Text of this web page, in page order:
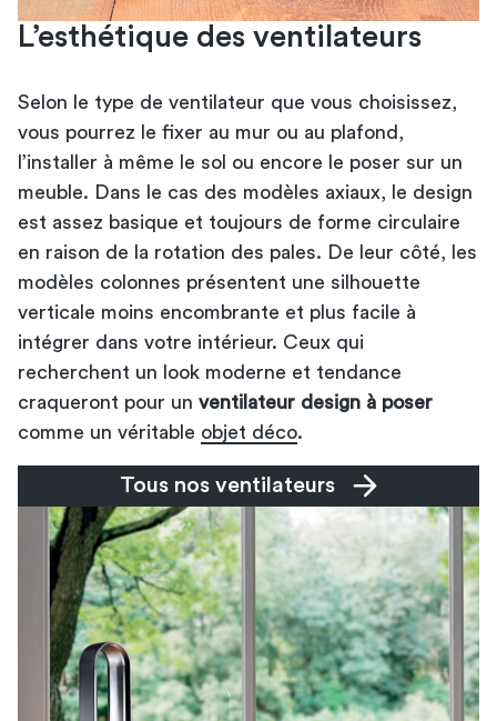
L’esthétique des ventilateurs
Selon le type de ventilateur que vous choisissez,
vous pourrez le fixer au mur ou au plafond,
l’installer à même le sol ou encore le poser sur un
meuble. Dans le cas des modèles axiaux, le design
est assez basique et toujours de forme circulaire
en raison de la rotation des pales. De leur côté, les
modèles colonnes présentent une silhouette
verticale moins encombrante et plus facile à
intégrer dans votre intérieur. Ceux qui
recherchent un look moderne et tendance
craqueront pour un ventilateur design à poser
comme un véritable objet déco.
Tous nos ventilateurs